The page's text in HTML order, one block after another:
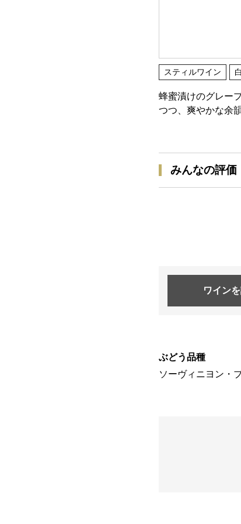
スティルワイン 白
蜂蜜漬けのグレー
つつ、爽やかな余
みんなの評価
ワインを
ぶどう品種
ソーヴィニヨン・